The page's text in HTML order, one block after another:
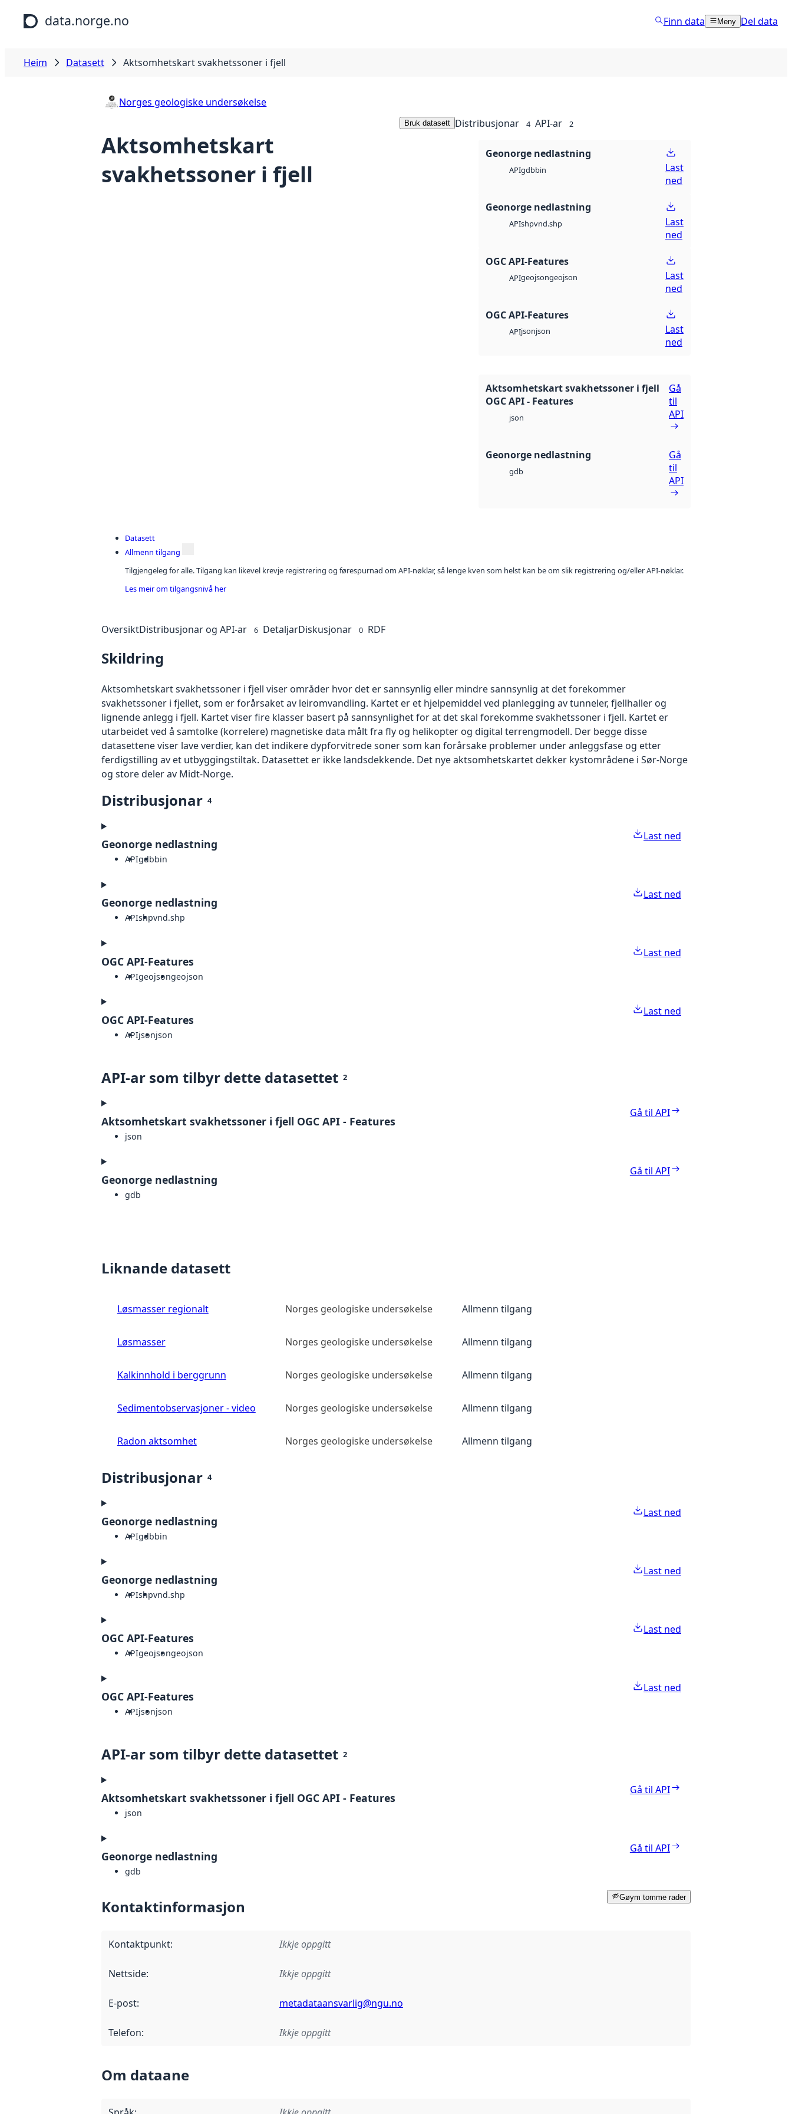
Hopp til hovudinnhald
data.norge.no Finn data Meny Del data
Heim Datasett Aktsomhetskart svakhetssoner i fjell
Norges geologiske undersøkelse
Aktsomhetskart
svakhetssoner i fjell
Bruk datasett Distribusjonar 4 API-ar 2
Geonorge nedlastning
APIgdbbin
Last
ned
Geonorge nedlastning
APIshpvnd.shp
Last
ned
OGC API-Features
APIgeojsongeojson
Last
ned
OGC API-Features
APIjsonjson
Last
ned
Aktsomhetskart svakhetssoner i fjell
OGC API - Features
json
Gå
til
API
Geonorge nedlastning
gdb
Gå
til
API
Datasett
Allmenn tilgang
Tilgjengeleg for alle. Tilgang kan likevel krevje registrering og førespurnad om API-nøklar, så lenge kven som helst kan be om slik registrering og/eller API-nøklar.
Les meir om tilgangsnivå her
OversiktDistribusjonar og API-ar 6 DetaljarDiskusjonar 0 RDF
Skildring
Aktsomhetskart svakhetssoner i fjell viser områder hvor det er sannsynlig eller mindre sannsynlig at det forekommer
svakhetssoner i fjellet, som er forårsaket av leiromvandling. Kartet er et hjelpemiddel ved planlegging av tunneler, fjellhaller og
lignende anlegg i fjell. Kartet viser fire klasser basert på sannsynlighet for at det skal forekomme svakhetssoner i fjell. Kartet er
utarbeidet ved å samtolke (korrelere) magnetiske data målt fra fly og helikopter og digital terrengmodell. Der begge disse
datasettene viser lave verdier, kan det indikere dypforvitrede soner som kan forårsake problemer under anleggsfase og etter
ferdigstilling av et utbyggingstiltak. Datasettet er ikke landsdekkende. Det nye aktsomhetskartet dekker kystområdene i Sør-Norge
og store deler av Midt-Norge.
Distribusjonar 4
Geonorge nedlastning
APIgdbbin
Last ned
Geonorge nedlastning
APIshpvnd.shp
Last ned
OGC API-Features
APIgeojsongeojson
Last ned
OGC API-Features
APIjsonjson
Last ned
API-ar som tilbyr dette datasettet 2
Aktsomhetskart svakhetssoner i fjell OGC API - Features
json
Gå til API
Geonorge nedlastning
gdb
Gå til API
Liknande datasett
Løsmasser regionalt Norges geologiske undersøkelse Allmenn tilgang
Løsmasser Norges geologiske undersøkelse Allmenn tilgang
Kalkinnhold i berggrunn Norges geologiske undersøkelse Allmenn tilgang
Sedimentobservasjoner - video Norges geologiske undersøkelse Allmenn tilgang
Radon aktsomhet Norges geologiske undersøkelse Allmenn tilgang
Distribusjonar 4
Geonorge nedlastning
APIgdbbin
Last ned
Geonorge nedlastning
APIshpvnd.shp
Last ned
OGC API-Features
APIgeojsongeojson
Last ned
OGC API-Features
APIjsonjson
Last ned
API-ar som tilbyr dette datasettet 2
Aktsomhetskart svakhetssoner i fjell OGC API - Features
json
Gå til API
Geonorge nedlastning
gdb
Gå til API
Gøym tomme rader
Kontaktinformasjon
Kontaktpunkt: Ikkje oppgitt
Nettside: Ikkje oppgitt
E-post: metadataansvarlig@ngu.no
Telefon: Ikkje oppgitt
Om dataane